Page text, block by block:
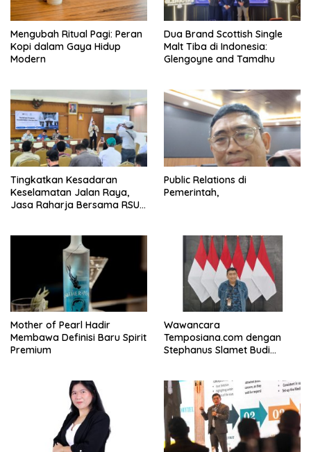
Mengubah Ritual Pagi: Peran
Kopi dalam Gaya Hidup
Modern
Dua Brand Scottish Single
Malt Tiba di Indonesia:
Glengoyne and Tamdhu
Tingkatkan Kesadaran
Keselamatan Jalan Raya,
Jasa Raharja Bersama RSU
Komprehensif di Jagakarsa
Public Relations di
Pemerintah,
Mother of Pearl Hadir
Membawa Definisi Baru Spirit
Premium
Wawancara
Temposiana.com dengan
Stephanus Slamet Budi